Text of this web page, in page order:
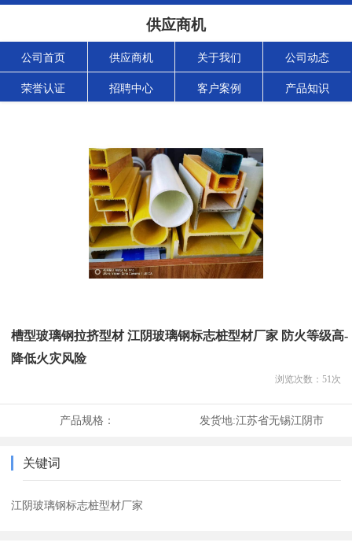
供应商机
公司首页 供应商机 关于我们 公司动态
荣誉认证 招聘中心 客户案例 产品知识
槽型玻璃钢拉挤型材 江阴玻璃钢标志桩型材厂家 防火等级高-
降低火灾风险
浏览次数： 51次
产品规格： 发货地:江苏省无锡江阴市
关键词
江阴玻璃钢标志桩型材厂家